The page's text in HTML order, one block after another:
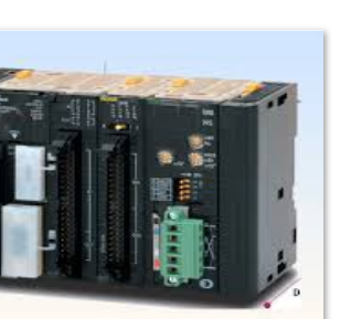
khiển và giám sát hoạt động của các
trong môi trường công nghiệp cũng như
Bằng cách sử dụng công nghệ hiện đại,
năng xử lý và phản hồi nhanh chóng,
suất hoạt động và độ an toàn cho
các hệ thống mà nó kiểm soát. N